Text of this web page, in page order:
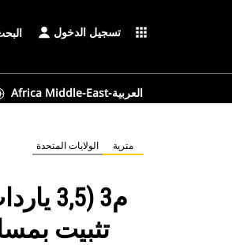
تسجيل الدخول apps
Africa Middle-East-العربية
الولايات المتحدة مترية
تثبيت